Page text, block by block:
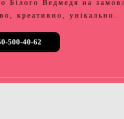
Білого Ведмедя на
креативно, унікально.
500-40-62